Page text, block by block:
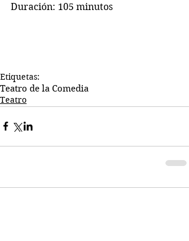
Duración: 105 minutos
Etiquetas:
Teatro de la Comedia
Teatro